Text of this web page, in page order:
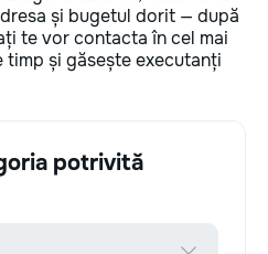
și bugetul dorit — după
te vor contacta în cel mai
și găsește executanți
potrivită